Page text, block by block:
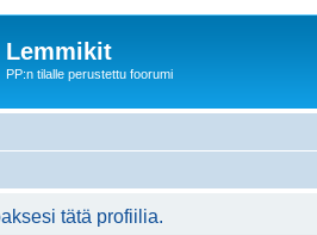
Lemmikit
PP:n tilalle perustettu foorumi
tätä profiilia.